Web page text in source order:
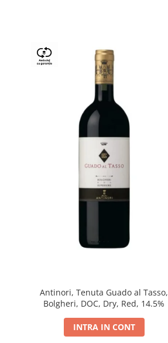
Antinori, Tenuta Guado al Tasso,
Bolgheri, DOC, Dry, Red, 14.5%
INTRA IN CONT